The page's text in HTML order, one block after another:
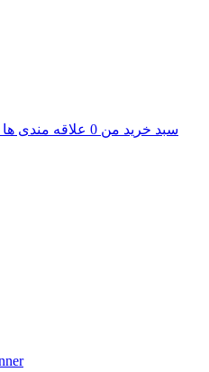
سبد خرید من 0 علاقه مندی ها